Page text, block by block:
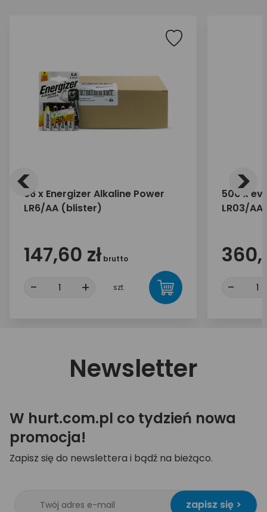
96 x Energizer Alkaline Power
LR6/AA (blister)
147,60 zł brutto
- + szt.
500 x
LR03/
-
< >
Newsletter
W hurt.com.pl co tydzień nowa
promocja!
Zapisz się do newslettera i bądź na bieżąco.
zapisz się >